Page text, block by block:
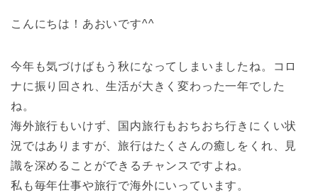
こんにちは！あおいです^^
今年も気づけばもう秋になってしまいましたね。コロ
ナに振り回され、生活が大きく変わった一年でした
ね。
海外旅行もいけず、国内旅行もおちおち行きにくい状
況ではありますが、旅行はたくさんの癒しをくれ、見
識を深めることができるチャンスですよね。
私も毎年仕事や旅行で海外にいっています。